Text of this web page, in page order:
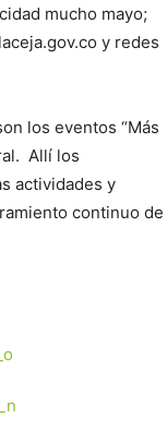
mucho mayo;
y redes
los eventos “Más
Allí los
actividades y
continuo de